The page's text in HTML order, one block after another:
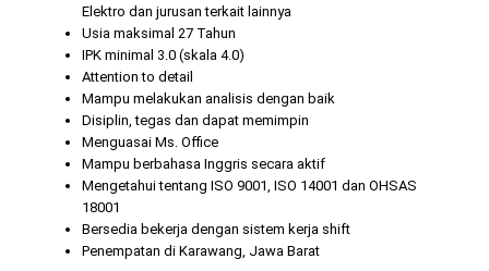
Elektro dan jurusan terkait lainnya
Usia maksimal 27 Tahun
IPK minimal 3.0 (skala 4.0)
Attention to detail
Mampu melakukan analisis dengan baik
Disiplin, tegas dan dapat memimpin
Menguasai Ms. Office
Mampu berbahasa Inggris secara aktif
Mengetahui tentang ISO 9001, ISO 14001 dan OHSAS
18001
Bersedia bekerja dengan sistem kerja shift
Penempatan di Karawang, Jawa Barat